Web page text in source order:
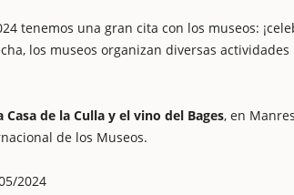
tenemos una gran cita con los museos:
los museos organizan diversas
Casa de la Culla y el vino del Bages, en
de los Museos.
2024